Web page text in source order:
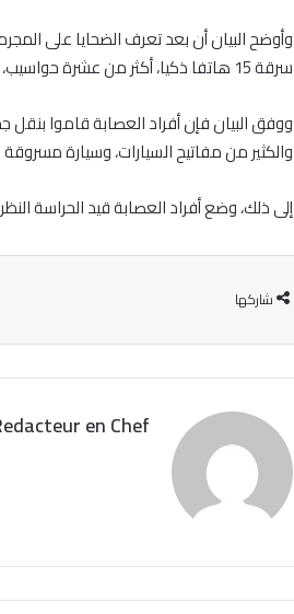
وأوضح البيان أن بعد تعرف الضحايا على
سرقة 15 هاتفا ذكيا، أكثر من عشرة حواسيب، وعشرات شاشات بلازما.
ووفق البيان فإن أفراد العصابة قاموا
والكثير من مفاتيح السيارات، وسيارة
إلى ذلك، وضع أفراد العصابة قيد الحراسة
شاركها
en Chef